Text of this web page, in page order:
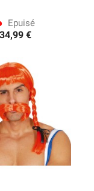
Epuisé
34,99 €